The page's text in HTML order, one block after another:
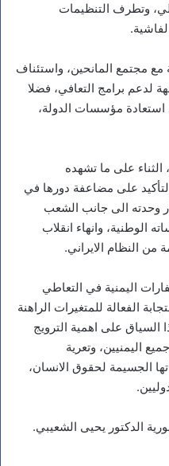
وتطرف التنظيمات
مع مجتمع المانحين، واستئناف
لدعم برامج التعافي، فضلا
مؤسسات الدولة،
على ما تشهده
على مضاعفة دورها في
وحدته الى جانب الشعب
الوطنية، وانهاء انقلاب
من النظام الايراني.
اليمنية في التعاطي
الفعالة للمتغيرات الراهنة
على اهمية الترويج
اليمنيين، وتعرية
الجسيمة لحقوق الانسان،
الدكتور يحيى الشعيبي.